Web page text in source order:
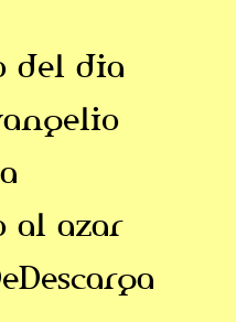
del dia
al azar